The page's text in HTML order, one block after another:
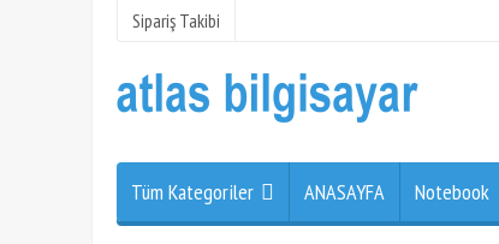
Sipariş Takibi
Tüm Kategoriler ANASAYFA Notebook